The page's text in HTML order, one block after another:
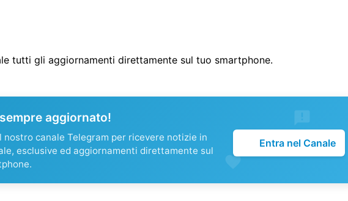
tutti gli aggiornamenti direttamente sul tuo smartphone.
aggiornato!
nostro canale Telegram per ricevere notizie in
esclusive ed aggiornamenti direttamente sul
Entra nel Canale